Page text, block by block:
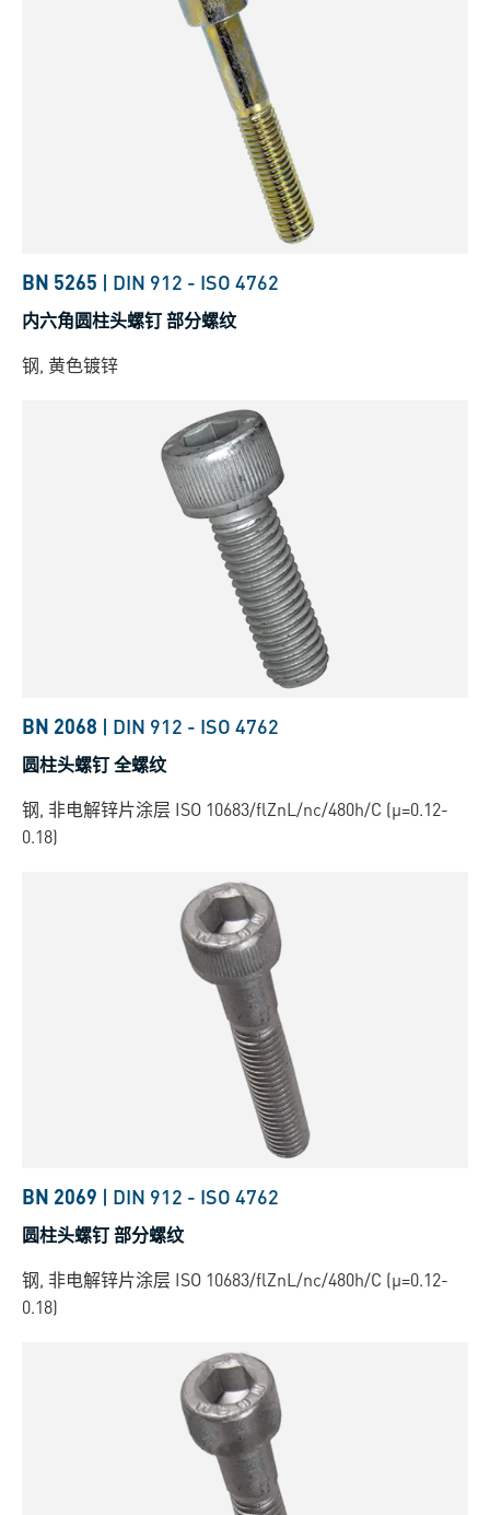
BN 5265 | DIN 912 - ISO 4762
内六角圆柱头螺钉 部分螺纹
钢, 黄色镀锌
BN 2068 | DIN 912 - ISO 4762
圆柱头螺钉 全螺纹
钢, 非电解锌片涂层 ISO 10683/flZnL/nc/480h/C (µ=0.12-
0.18)
BN 2069 | DIN 912 - ISO 4762
圆柱头螺钉 部分螺纹
钢, 非电解锌片涂层 ISO 10683/flZnL/nc/480h/C (µ=0.12-
0.18)